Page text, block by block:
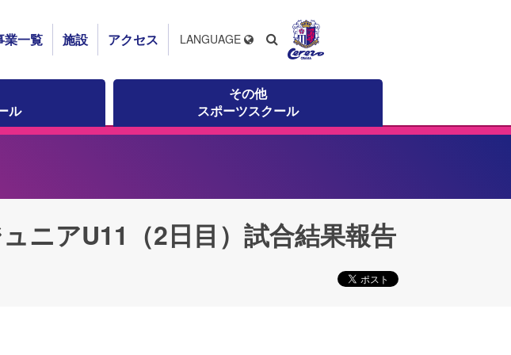
業一覧 施設 アクセス
ル
その他
スポーツスクール
LANGUAGE
ニアU11（2日目）試合結果報告